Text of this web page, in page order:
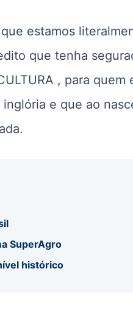
estamos
que tenha
, para
e que ao
SuperAgro
histórico